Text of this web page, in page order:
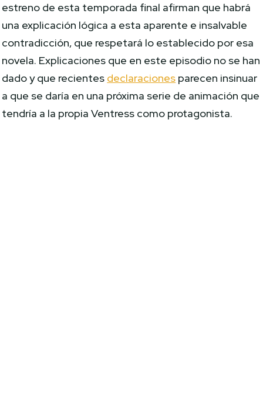
estreno de esta temporada final afirman que habrá
una explicación lógica a esta aparente e insalvable
contradicción, que respetará lo establecido por esa
novela. Explicaciones que en este episodio no se han
dado y que recientes declaraciones parecen insinuar
a que se daría en una próxima serie de animación que
tendría a la propia Ventress como protagonista.